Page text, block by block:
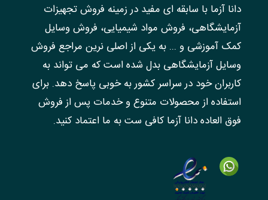
دانا آزما با سابقه ای مفید در زمینه فروش تجهیزات
آزمایشگاهی، فروش مواد شیمیایی، فروش وسایل
کمک آموزشی و ... به یکی از اصلی نرین مراجع فروش
وسایل آزمایشگاهی بدل شده است که می تواند به
کاربران خود در سراسر کشور به خوبی پاسخ دهد. برای
استفاده از محصولات متنوع و خدمات پس از فروش
فوق العاده دانا آزما کافی ست به ما اعتماد کنید.